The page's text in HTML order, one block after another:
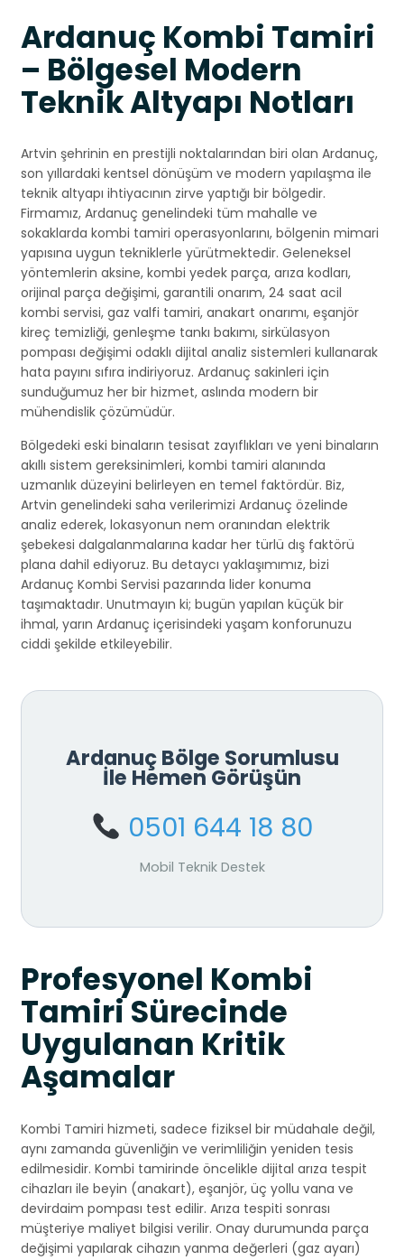
Ardanuç Kombi Tamiri
– Bölgesel Modern
Teknik Altyapı Notları
Artvin şehrinin en prestijli noktalarından biri olan Ardanuç,
son yıllardaki kentsel dönüşüm ve modern yapılaşma ile
teknik altyapı ihtiyacının zirve yaptığı bir bölgedir.
Firmamız, Ardanuç genelindeki tüm mahalle ve
sokaklarda kombi tamiri operasyonlarını, bölgenin mimari
yapısına uygun tekniklerle yürütmektedir. Geleneksel
yöntemlerin aksine, kombi yedek parça, arıza kodları,
orijinal parça değişimi, garantili onarım, 24 saat acil
kombi servisi, gaz valfi tamiri, anakart onarımı, eşanjör
kireç temizliği, genleşme tankı bakımı, sirkülasyon
pompası değişimi odaklı dijital analiz sistemleri kullanarak
hata payını sıfıra indiriyoruz. Ardanuç sakinleri için
sunduğumuz her bir hizmet, aslında modern bir
mühendislik çözümüdür.
Bölgedeki eski binaların tesisat zayıflıkları ve yeni binaların
akıllı sistem gereksinimleri, kombi tamiri alanında
uzmanlık düzeyini belirleyen en temel faktördür. Biz,
Artvin genelindeki saha verilerimizi Ardanuç özelinde
analiz ederek, lokasyonun nem oranından elektrik
şebekesi dalgalanmalarına kadar her türlü dış faktörü
plana dahil ediyoruz. Bu detaycı yaklaşımımız, bizi
Ardanuç Kombi Servisi pazarında lider konuma
taşımaktadır. Unutmayın ki; bugün yapılan küçük bir
ihmal, yarın Ardanuç içerisindeki yaşam konforunuzu
ciddi şekilde etkileyebilir.
Ardanuç Bölge Sorumlusu
İle Hemen Görüşün
0501 644 18 80
Mobil Teknik Destek
Profesyonel Kombi
Tamiri Sürecinde
Uygulanan Kritik
Aşamalar
Kombi Tamiri hizmeti, sadece fiziksel bir müdahale değil,
aynı zamanda güvenliğin ve verimliliğin yeniden tesis
edilmesidir. Kombi tamirinde öncelikle dijital arıza tespit
cihazları ile beyin (anakart), eşanjör, üç yollu vana ve
devirdaim pompası test edilir. Arıza tespiti sonrası
müşteriye maliyet bilgisi verilir. Onay durumunda parça
değişimi yapılarak cihazın yanma değerleri (gaz ayarı)